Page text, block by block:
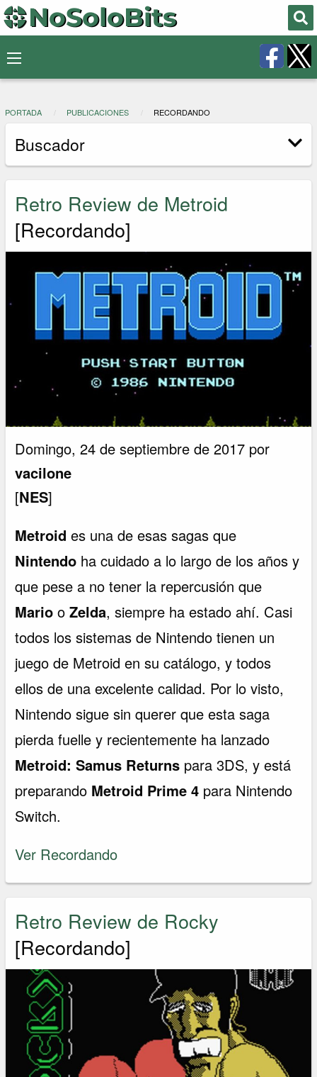
PORTADA PUBLICACIONES RECORDANDO
Buscador
Retro Review de Metroid
[Recordando]
Domingo, 24 de septiembre de 2017 por
vacilone
[NES]
Metroid es una de esas sagas que
Nintendo ha cuidado a lo largo de los años y
que pese a no tener la repercusión que
Mario oZelda, siempre ha estado ahí. Casi
todos los sistemas de Nintendo tienen un
juego de Metroid en su catálogo, y todos
ellos de una excelente calidad. Por lo visto,
Nintendo sigue sin querer que esta saga
pierda fuelle y recientemente ha lanzado
Metroid: Samus Returns para 3DS, y está
preparando Metroid Prime 4 para Nintendo
Switch.
Ver Recordando
Retro Review de Rocky
[Recordando]